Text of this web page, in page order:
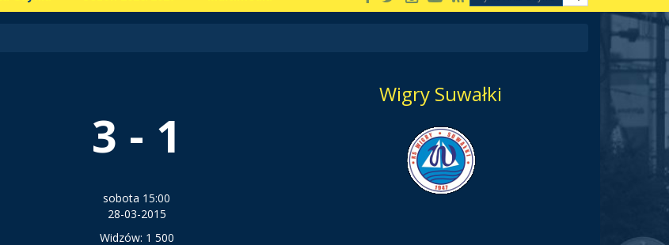
3 - 1
sobota 15:00
28-03-2015
Widzów: 1 500
Wigry Suwałki